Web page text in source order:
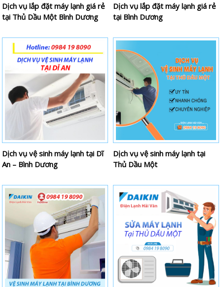
Dịch vụ lắp đặt máy lạnh giá rẻ
tại Thủ Dầu Một Bình Dương
Dịch vụ lắp đặt máy lạnh giá rẻ
tại Bình Dương
Dịch vụ vệ sinh máy lạnh tại Dĩ
An – Bình Dương
Dịch vụ vệ sinh máy lạnh tại
Thủ Dầu Một